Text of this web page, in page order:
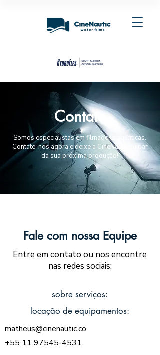
Contato
Somos especialistas em filmagens aquáticas.
Contate-nos agora e deixe a CineNautic cuidar
da sua próxima produção!
Fale com nossa Equipe
Entre em contato ou nos encontre
nas redes sociais:
sobre serviços:
locação de equipamentos:
matheus@cinenautic.co
+55 11 97545-4531